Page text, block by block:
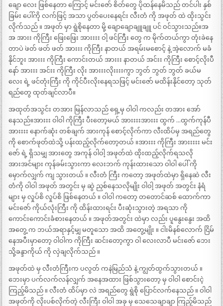
ချော လေး ဖြစ်နေတာ ကြောင့် မင်းဇော် စိတ်တွေ ပိုထန်နေမိသည် တင်ပါး နှစ်
ခြမ်း ပေါ်ကို လက်ဖြင့် အသာ ပွတ်ပေးနေရင်း လီးတံ ကို အဖုတ် ထဲ ထိုးသွင်း
လိုက်သည် ။ အဖုတ် မှာ ရွဲစိုနေတာ မို့ ချောချောချူချူ ပင် ဝင်သွားသည်။အ
အ အားး ကိုကြီး ဖြေးဖြေး အားးးး ဝါ့ ဖင်ကြီး တွေ က မိုက်တယ်ကွာ တုံးခဲနေ
တာပဲ `ဖတ် ဖတ် ဖတ် အားးး ကိုကြီး နာတယ် အရမ်းမစောင့် နဲ့ အဲ့လောက် မခံ
နိုင်ဘူး အားးး ကိုကြီး ကောင်းတယ် အားးး နာတယ် အင်းး ကိုကြီး စောင့်လိုးပီ
နော် အားးး အင်းး ကိုကြီး လိုး အားးးလိုးးးးကွာ ဘွတ် ဘွတ် ဘွတ် ခယ်မ
လေး ရဲ့ ဖင်တုံးကြီး ကို ကိုင်ပီးလိုးနေရသဖြင့် မင်းဇော် မထိန်းနိုင်တော့ သုတ်
ရည်တွေ ထုတ်ချင်လာပီ။
အထုတ်အသွင်း တအား မြန်လာသည် ရှေ့မှ ဝါဝါ ကလည်း တအား အော်
နေသည်။အားးး ဝါဝါ ကိုကြီး ပီးတော့မယ် အားးးးအားးး ထွက် …ထွက်ကုန်ပီ
အားးးး နောက်ဆုံး တစ်ချက် အားကုန် စောင့်လိုက်ကာ လီးထိပ်မှ အရည်တွေ
ကို စောက်ဖုတ်ထဲသို့ ပန်းထည့်လိုက်တော့တယ် ။အားးး ကိုကြီး အားးးးး မင်း
ဇော် ရဲ့ ရှိသမျှ အားတွေ အကုန် ဝါဝါ့ အဖုတ်ထဲ ထိုးထည့်လိုက်ရသလို
အားအင်များ ကုန်ခမ်းသွားကာ လေးဘက် ကုန်းထားသော ဝါဝါ ပေါ် ကို
မှောက်လျှက် ကျ သွားတယ် ။ လီးတံ ကြီး ကတော့ အဖုတ်ထဲမှာ ရှိနေဆဲ လီး
တံကို ဝါဝါ အဖုတ် အတွင်း မှ ဆွဲ ညှစ်နေသလိုမျိုး ဝါဝါ့ အဖုတ် အတွင်း နံရံ
များ မှ လှုပ်စိ လှုပ်စိ ဖြစ်နေတယ် ။ ဝါဝါ ကတော့ တတောင်ဆစ် ထောက်ကာ
မင်းဇော် ကိုယ်လုံးကြီး ကို ထိန်းထားရင်း ပီးဆုံးသွားတဲ့ အရသာ ကို
ကောင်းကောင်းခံစားနေတယ် ။ အဖုတ်အတွင်း ထဲမှာ လည်း ပူနွေးနွေး အထိ
အတွေ့ က ဘယ်အရာနှင့်မျှ မတူသော အထိ အတွေ့မျိုး ။ ငါးမိနစ်လောက် ငြိမ်
နေအပီးမှာတော့ ဝါဝါက ကိုကြီး ဆင်းတော့ကွာ ဝါ လေးလာပီ မင်းဇော် ဘေး
သို့ခန္ဒာကိုယ် ကို လှဲချလိုက်သည် ။
အဖုတ်ထဲ မှ လီးတံကြီးက ပလွတ် ကနဲမြည်သံ နဲ့ ကျွတ်ထွက်သွားတယ် ။
ဘေးမှာ ပက်လက်လန်လျှက် အနေအထား ဖြစ်သွားတော့ မှ ဝါဝါ စောင်းငဲ့
ကြည့်မိသည် ။ လီးတံ ထိပ်မှာ လဲ အရည်တွေ ရွဲစို ပြောင်လက်နေသည် ။ ဝါဝါ
အဖုတ်ကို လိုးပစ်လိုက်တဲ့ လီးကြီး ဝါဝါ အခု မှ သေသေချာချာ ကြည့်မိသည်